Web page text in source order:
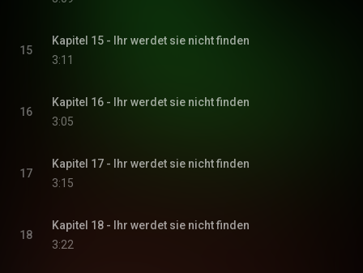
15
Kapitel 15 - Ihr werdet sie nicht finden
3:11
16
Kapitel 16 - Ihr werdet sie nicht finden
3:05
17
Kapitel 17 - Ihr werdet sie nicht finden
3:15
18
Kapitel 18 - Ihr werdet sie nicht finden
3:22